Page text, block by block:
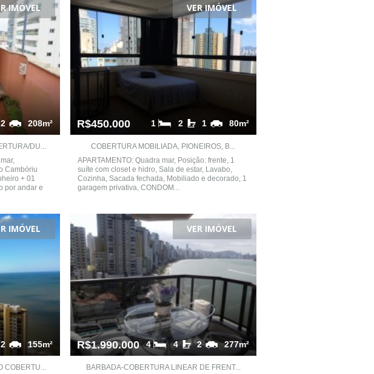
IMÓVEL
208m²
2
DU...
Cambóriu
+ 01
por andar e
VER IMÓVEL
R$450.000 80m²
1
2
1
COBERTURA MOBILIADA, PIONEIROS, B...
APARTAMENTO: Quadra mar, Posição: frente, 1
suíte com closet e hidro, Sala de estar, Lavabo,
Cozinha, Sacada fechada, Mobiliado e decorado, 1
garagem privativa, CONDOM...
IMÓVEL
155m²
2
COBERTU...
VER IMÓVEL
R$1.990.000 277m²
2
4
4
BARBADA-COBERTURA LINEAR DE FRENT...